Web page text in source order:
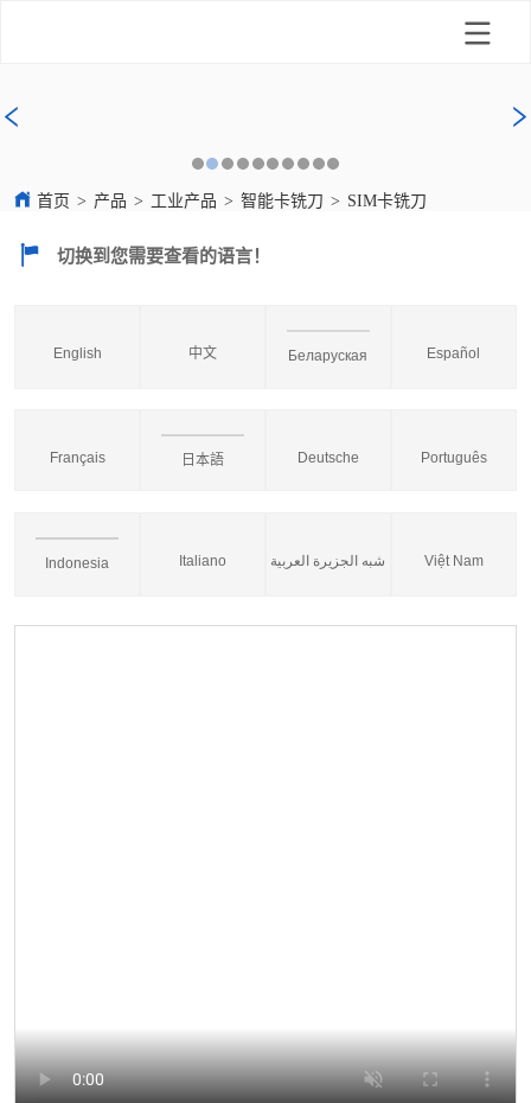
首页 > 产品 > 工业产品 > 智能卡铣刀 > SIM卡铣刀
切换到您需要查看的语言！
English 中文 Беларуская Español
Français 日本語 Deutsche Português
Indonesia Italiano شبه الجزيرة العربية Việt Nam